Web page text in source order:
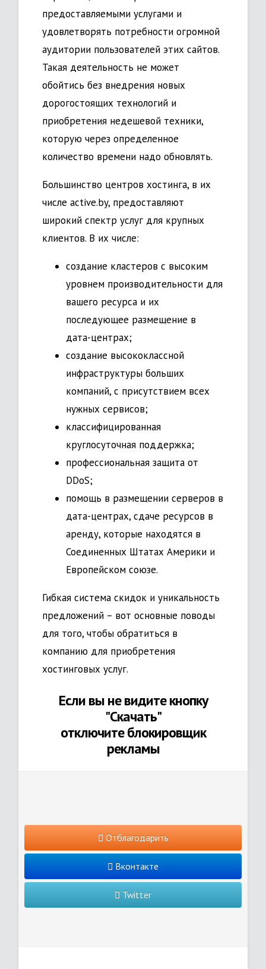
предоставляемыми услугами и
удовлетворять потребности огромной
аудитории пользователей этих сайтов.
Такая деятельность не может
обойтись без внедрения новых
дорогостоящих технологий и
приобретения недешевой техники,
которую через определенное
количество времени надо обновлять.
Большинство центров хостинга, в их
числе active.by, предоставляют
широкий спектр услуг для крупных
клиентов. В их числе:
создание кластеров с высоким
уровнем производительности для
вашего ресурса и их
последующее размещение в
дата-центрах;
создание высококлассной
инфраструктуры больших
компаний, с присутствием всех
нужных сервисов;
классифицированная
круглосуточная поддержка;
профессиональная защита от
DDoS;
помощь в размещении серверов в
дата-центрах, сдаче ресурсов в
аренду, которые находятся в
Соединенных Штатах Америки и
Европейском союзе.
Гибкая система скидок и уникальность
предложений – вот основные поводы
для того, чтобы обратиться в
компанию для приобретения
хостинговых услуг.
Если вы не видите кнопку
"Скачать"
отключите блокировщик
рекламы
Отблагодарить
Вконтакте
Twitter